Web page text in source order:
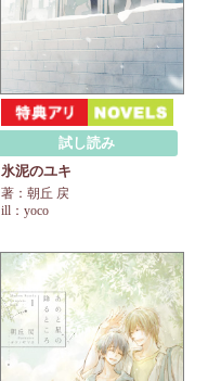
試し読み
氷泥のユキ
著：朝丘 戻
ill：yoco